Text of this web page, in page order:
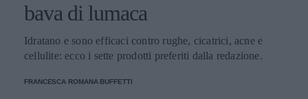
bava di lumaca
Idratano e sono efficaci contro rughe, cicatrici, acne e
cellulite: ecco i sette prodotti preferiti dalla redazione.
FRANCESCA ROMANA BUFFETTI